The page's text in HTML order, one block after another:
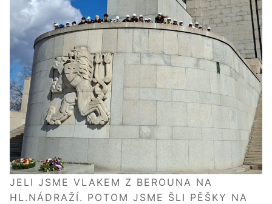
JELI JSME VLAKEM Z BEROUNA NA
HL.NÁDRAŽÍ. POTOM JSME ŠLI PĚŠKY NA